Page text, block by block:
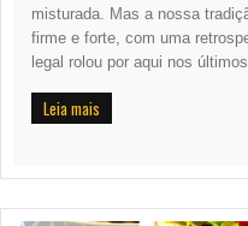
misturada. Mas a nossa
firme e forte, com uma
legal rolou por aqui nos
Leia mais